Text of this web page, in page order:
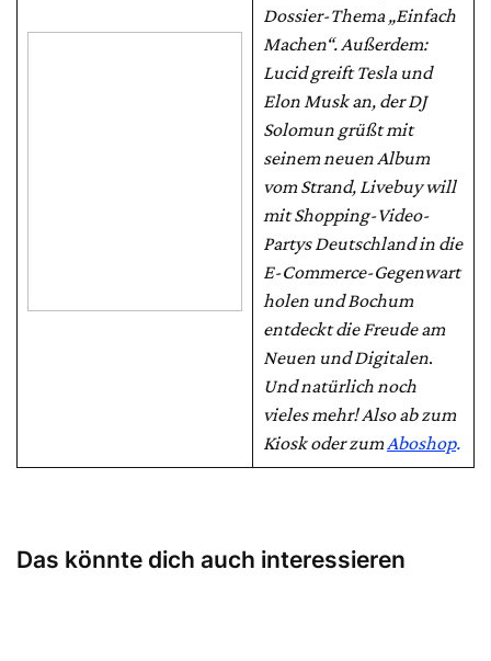
Dossier-Thema „Einfach
Machen“. Außerdem:
Lucid greift Tesla und
Elon Musk an, der DJ
Solomun grüßt mit
seinem neuen Album
vom Strand, Livebuy will
mit Shopping-Video-
Partys Deutschland in die
E-Commerce-Gegenwart
holen und Bochum
entdeckt die Freude am
Neuen und Digitalen.
Und natürlich noch
vieles mehr! Also ab zum
Kiosk oder zumAboshop.
Das könnte dich auch interessieren